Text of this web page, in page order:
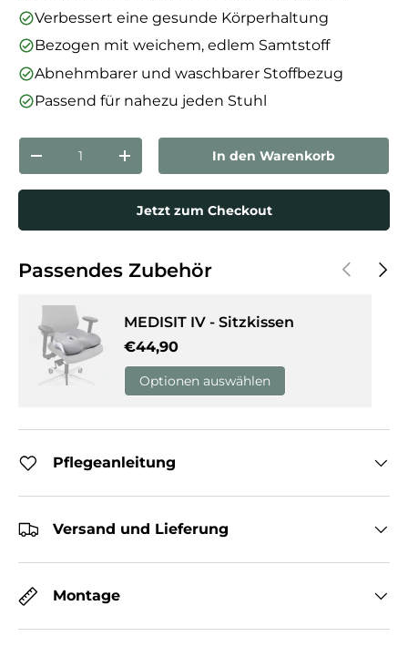
Verbessert eine gesunde Körperhaltung
Bezogen mit weichem, edlem Samtstoff
Abnehmbarer und waschbarer Stoffbezug
Passend für nahezu jeden Stuhl
Menge verringernMenge erhöhenIn den Warenkorb
Jetzt zum Checkout
Passendes Zubehör Vorherige
MEDISIT IV - Sitzkissen
Normaler Preis
€44,90
Optionen auswählen
Pflegeanleitung
Versand und Lieferung
Montage